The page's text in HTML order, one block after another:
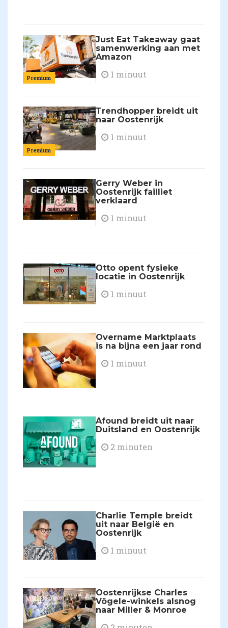
Premium
Just Eat Takeaway gaat
samenwerking aan met
Amazon
1 minuut
Premium
Trendhopper breidt uit
naar Oostenrijk
1 minuut
Gerry Weber in
Oostenrijk failliet
verklaard
1 minuut
Otto opent fysieke
locatie in Oostenrijk
1 minuut
Overname Marktplaats
is na bijna een jaar rond
1 minuut
Afound breidt uit naar
Duitsland en Oostenrijk
2 minuten
Charlie Temple breidt
uit naar België en
Oostenrijk
1 minuut
Oostenrijkse Charles
Vögele-winkels alsnog
naar Miller & Monroe